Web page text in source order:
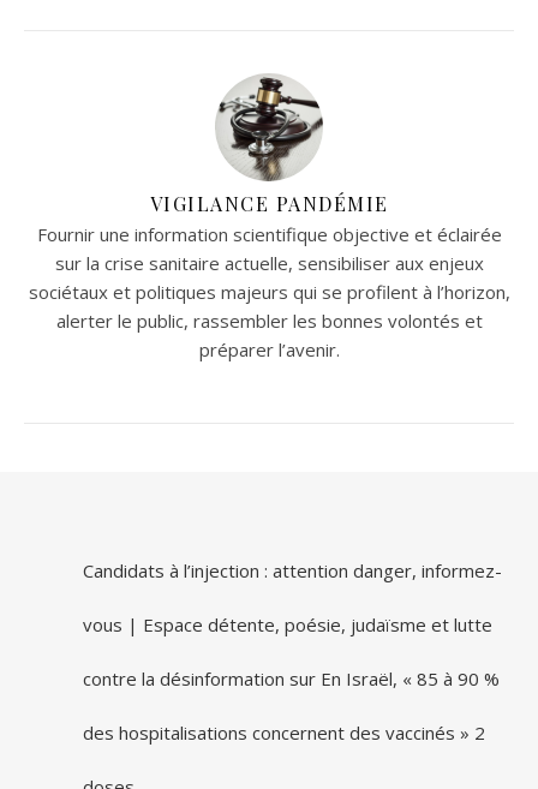
VIGILANCE PANDÉMIE
Fournir une information scientifique objective et éclairée
sur la crise sanitaire actuelle, sensibiliser aux enjeux
sociétaux et politiques majeurs qui se profilent à l’horizon,
alerter le public, rassembler les bonnes volontés et
préparer l’avenir.
Candidats à l’injection : attention danger, informez-
vous | Espace détente, poésie, judaïsme et lutte
contre la désinformation sur En Israël, « 85 à 90 %
des hospitalisations concernent des vaccinés » 2